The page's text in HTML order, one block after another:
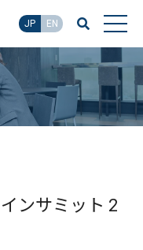
JP EN
ンサミット 2